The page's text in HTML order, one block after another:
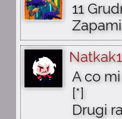
11
Natkak1
A co
[*]
Drugi